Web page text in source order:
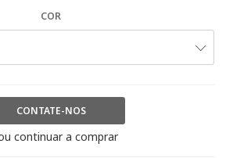
COR
CONTATE-NOS
continuar a comprar